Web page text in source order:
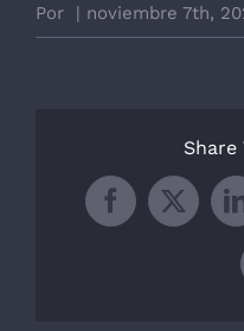
Por | noviembre 7th,
Facebook
X